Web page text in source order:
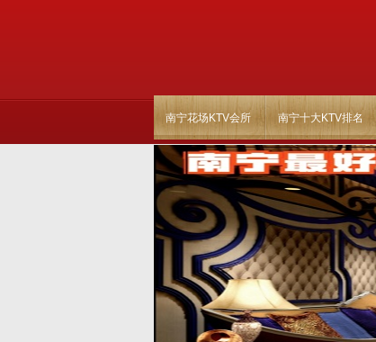
南宁花场KTV会所 南宁十大KTV排名